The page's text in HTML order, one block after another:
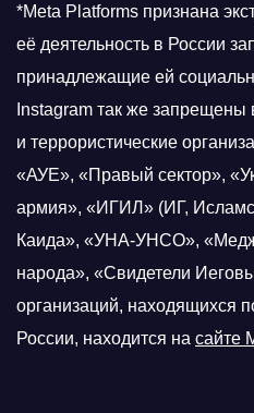
*Meta Platforms признана
её деятельность в России
принадлежащие ей
Instagram так же запрещены
и террористические
«АУЕ», «Правый сектор»,
армия», «ИГИЛ» (ИГ,
Каида», «УНА-УНСО»,
народа», «Свидетели
организаций, находящихся
России, находится на сайте